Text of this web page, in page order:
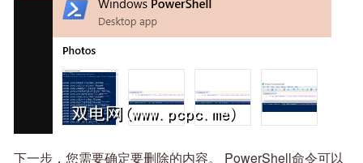
下一步，您需要确定要删除的内容。 PowerShell命令可以